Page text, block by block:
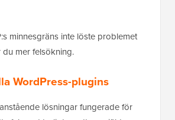
minnesgräns inte löste problemet
mer felsökning.
WordPress-plugins
lösningar fungerade för